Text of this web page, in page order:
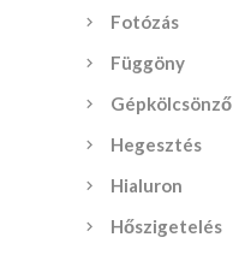
Fotózás
Függöny
Gépkölcsönző
Hegesztés
Hialuron
Hőszigetelés